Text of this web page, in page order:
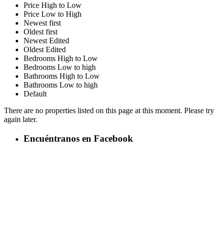
Price High to Low
Price Low to High
Newest first
Oldest first
Newest Edited
Oldest Edited
Bedrooms High to Low
Bedrooms Low to high
Bathrooms High to Low
Bathrooms Low to high
Default
There are no properties listed on this page at this moment. Please try
again later.
Encuéntranos en Facebook